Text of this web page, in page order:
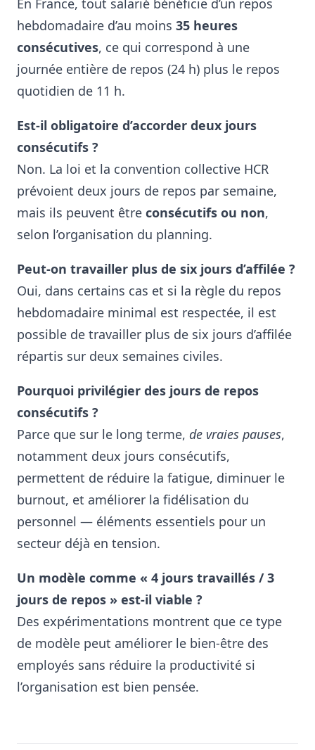
hebdomadaire d’au moins 35 heures
consécutives, ce qui correspond à une
journée entière de repos (24 h) plus le repos
quotidien de 11 h.
Est-il obligatoire d’accorder deux jours
consécutifs ?
Non. La loi et la convention collective HCR
prévoient deux jours de repos par semaine,
mais ils peuvent être consécutifs ou non,
selon l’organisation du planning.
Peut-on travailler plus de six jours d’affilée ?
Oui, dans certains cas et si la règle du repos
hebdomadaire minimal est respectée, il est
possible de travailler plus de six jours d’affilée
répartis sur deux semaines civiles.
Pourquoi privilégier des jours de repos
consécutifs ?
Parce que sur le long terme, de vraies pauses,
notamment deux jours consécutifs,
permettent de réduire la fatigue, diminuer le
burnout, et améliorer la fidélisation du
personnel — éléments essentiels pour un
secteur déjà en tension.
Un modèle comme « 4 jours travaillés / 3
jours de repos » est-il viable ?
Des expérimentations montrent que ce type
de modèle peut améliorer le bien-être des
employés sans réduire la productivité si
l’organisation est bien pensée.